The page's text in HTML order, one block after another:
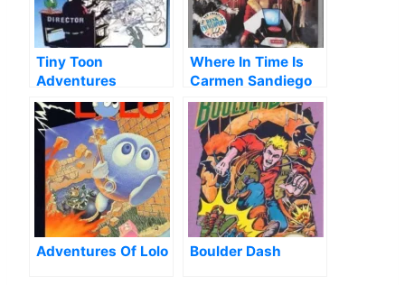
Tiny Toon
Adventures
Cartoon Workshop
Where In Time Is
Carmen Sandiego
Adventures Of Lolo Boulder Dash